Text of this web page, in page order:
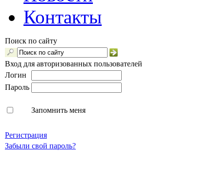
Контакты
Поиск по сайту
Вход для авторизованных пользователей
Логин
Пароль
Запомнить меня
Регистрация
Забыли свой пароль?